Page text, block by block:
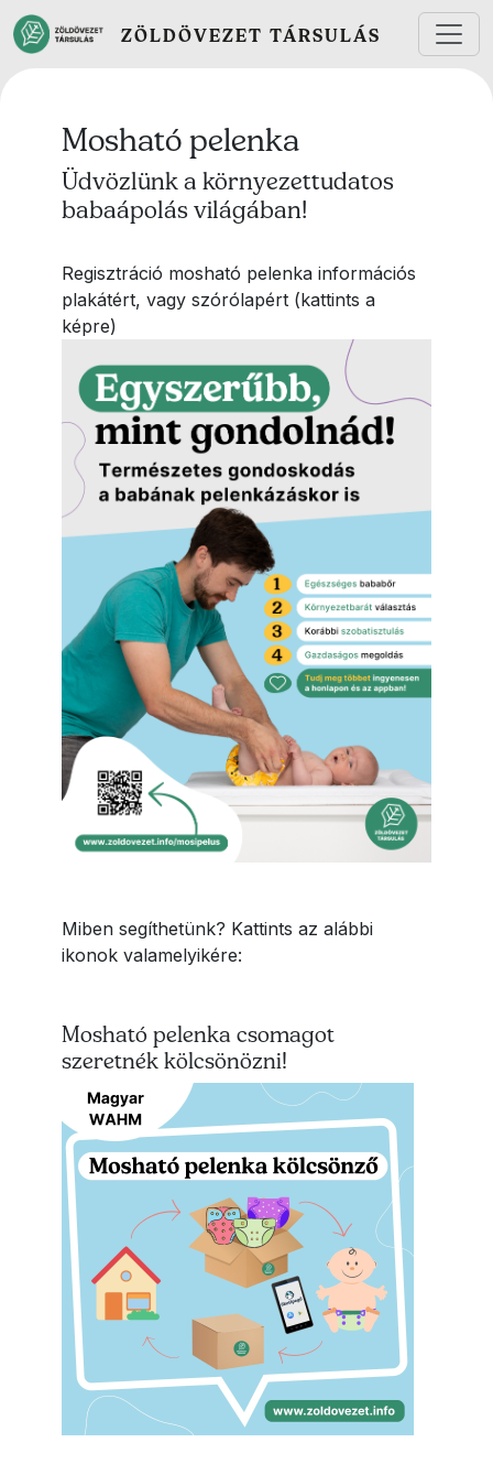
Ugrás a tartalomra
ZÖLDÖVEZET TÁRSULÁS
Mosható pelenka
Üdvözlünk a környezettudatos
babaápolás világában!
Regisztráció mosható pelenka információs
plakátért, vagy szórólapért (kattints a
képre)
Miben segíthetünk? Kattints az alábbi
ikonok valamelyikére:
Mosható pelenka csomagot
szeretnék kölcsönözni!